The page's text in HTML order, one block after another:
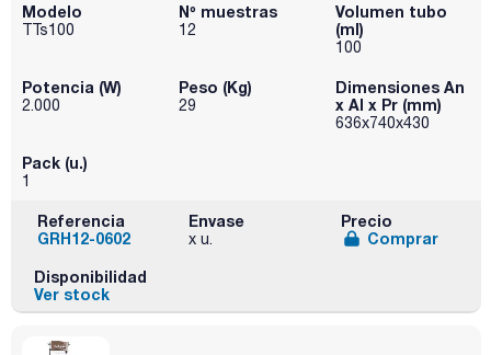
Modelo
TTs100
Nº muestras
12
Volumen tubo
(ml)
100
Potencia (W)
2.000
Peso (Kg)
29
Dimensiones An
x Al x Pr (mm)
636x740x430
Pack (u.)
1
Referencia
GRH12-0602
Envase
x u.
Precio
Comprar
Disponibilidad
Ver stock